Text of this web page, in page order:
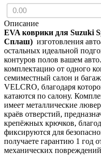
Описание
EVA коврики для Suzuki
Сплаш) изготовления
остальных идеальной
контуров полов вашем
комплектацию от одного
семиместный салон и
VELCRO, благодаря
катаются по салону.
имеет металлические
краёв отверстий,
крепёжных крючков,
фиксируются для
получаете гарантию 1 год
механических